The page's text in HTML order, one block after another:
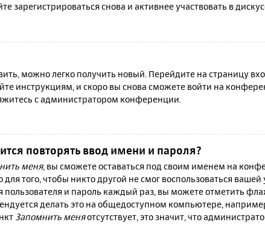
зарегистрироваться снова и активнее участвовать в
можно легко получить новый. Перейдите на страницу
инструкциям, и скоро вы снова сможете войти на
с администратором конференции.
повторять ввод имени и пароля?
меня, вы сможете оставаться под своим именем на
того, чтобы никто другой не смог воспользоваться
пользователя и пароль каждый раз, вы можете отметить
делать это на общедоступном компьютере,
Запомнить меняотсутствует, это значит, что